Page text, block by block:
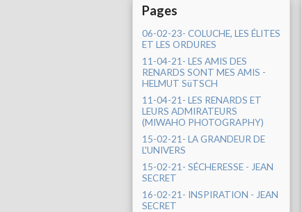
Pages
06-02-23- COLUCHE, LES ÉLITES
ET LES ORDURES
11-04-21- LES AMIS DES
RENARDS SONT MES AMIS -
HELMUT SüTSCH
11-04-21- LES RENARDS ET
LEURS ADMIRATEURS
(MIWAHO PHOTOGRAPHY)
15-02-21- LA GRANDEUR DE
L'UNIVERS
15-02-21- SÉCHERESSE - JEAN
SECRET
16-02-21- INSPIRATION - JEAN
SECRET